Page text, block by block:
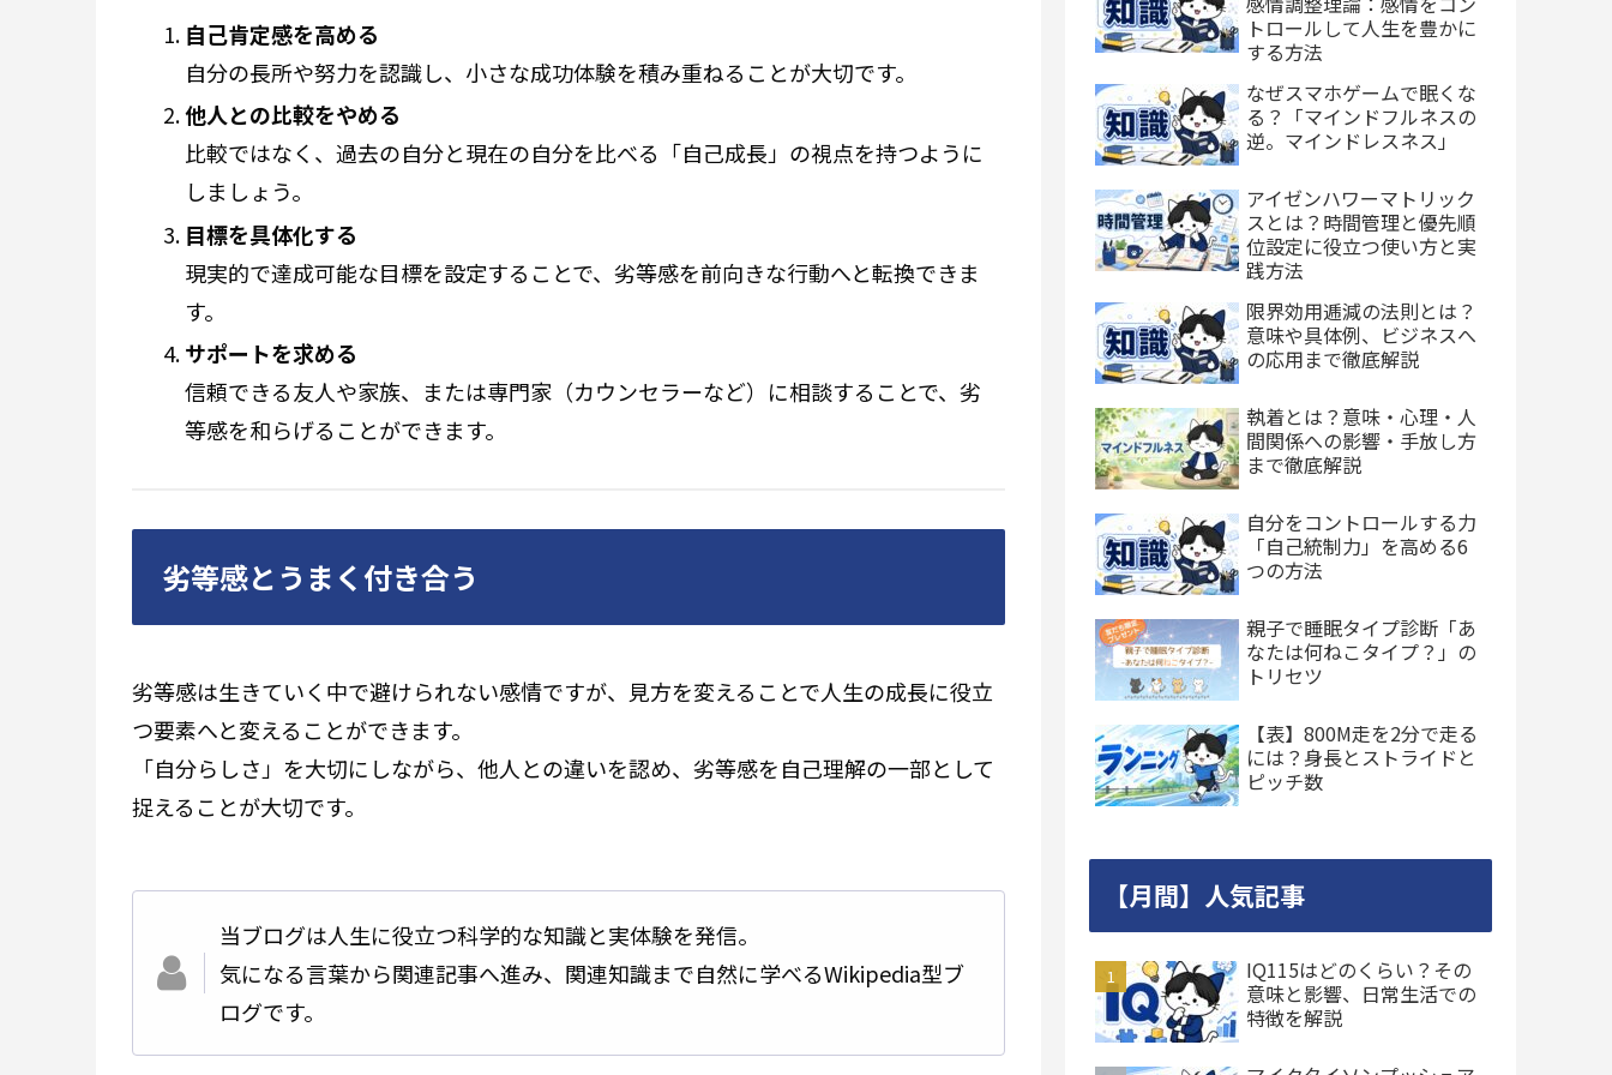
自己肯定感を高める
自分の長所や努力を認識し、小さな成功体験を積み重ねることが大切です。
他人との比較をやめる
比較ではなく、過去の自分と現在の自分を比べる「自己成長」の視点を持つように
しましょう。
目標を具体化する
現実的で達成可能な目標を設定することで、劣等感を前向きな行動へと転換できま
す。
サポートを求める
信頼できる友人や家族、または専門家（カウンセラーなど）に相談することで、劣
等感を和らげることができます。
劣等感とうまく付き合う
劣等感は生きていく中で避けられない感情ですが、見方を変えることで人生の成長に役立
つ要素へと変えることができます。
「自分らしさ」を大切にしながら、他人との違いを認め、劣等感を自己理解の一部として
捉えることが大切です。
当ブログは人生に役立つ科学的な知識と実体験を発信。
気になる言葉から関連記事へ進み、関連知識まで自然に学べるWikipedia型ブ
ログです。
トロールして人生を豊かに
する方法
なぜスマホゲームで眠くな
る？「マインドフルネスの
逆。マインドレスネス」
アイゼンハワーマトリック
スとは？時間管理と優先順
位設定に役立つ使い方と実
践方法
限界効用逓減の法則とは？
意味や具体例、ビジネスへ
の応用まで徹底解説
執着とは？意味・心理・人
間関係への影響・手放し方
まで徹底解説
自分をコントロールする力
「自己統制力」を高める6
つの方法
親子で睡眠タイプ診断「あ
なたは何ねこタイプ？」の
トリセツ
【表】800M走を2分で走る
には？身長とストライドと
ピッチ数
【月間】人気記事
IQ115はどのくらい？その
意味と影響、日常生活での
特徴を解説